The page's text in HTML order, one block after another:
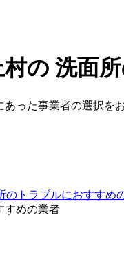
村の 洗面
った事業者の選択を
のトラブルにおすすめ
すめの業者